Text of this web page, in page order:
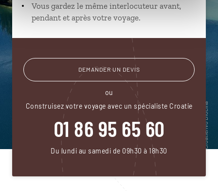
Vous gardez le même interlocuteur avant,
pendant et après votre voyage.
DEMANDER UN DEVIS
ou
Construisez votre voyage avec un spécialiste Croatie
01 86 95 65 60
Du lundi au samedi de 09h30 à 18h30